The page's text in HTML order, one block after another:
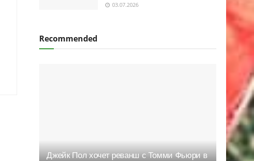
03.07.2026
Recommended
Джейк Пол хочет реванш с Томми Фьюри в